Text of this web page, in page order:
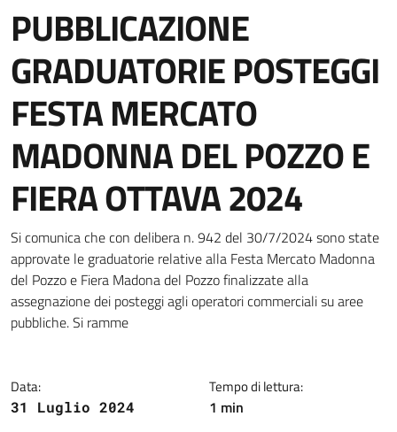
PUBBLICAZIONE
GRADUATORIE POSTEGGI
FESTA MERCATO
MADONNA DEL POZZO E
FIERA OTTAVA 2024
Dettagli della notizia
Si comunica che con delibera n. 942 del 30/7/2024 sono state
approvate le graduatorie relative alla Festa Mercato Madonna
del Pozzo e Fiera Madona del Pozzo finalizzate alla
assegnazione dei posteggi agli operatori commerciali su aree
pubbliche. Si ramme
Data:
31 Luglio 2024
Tempo di lettura:
1 min